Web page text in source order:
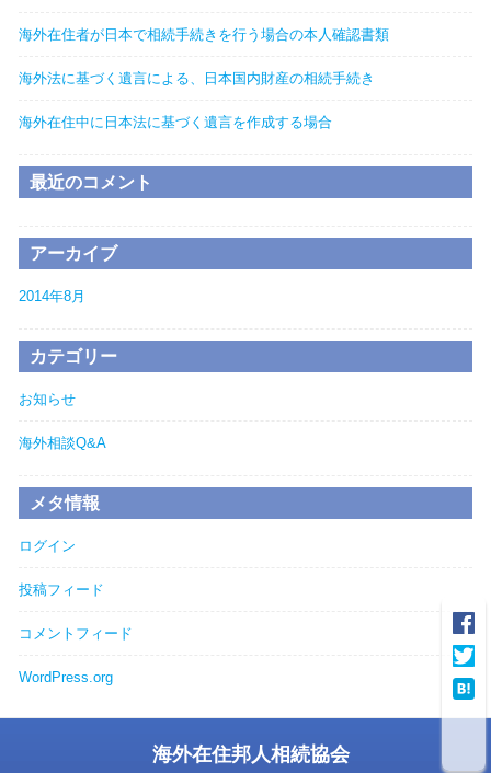
海外在住者が日本で相続手続きを行う場合の本人確認書類
海外法に基づく遺言による、日本国内財産の相続手続き
海外在住中に日本法に基づく遺言を作成する場合
最近のコメント
アーカイブ
2014年8月
カテゴリー
お知らせ
海外相談Q&A
メタ情報
ログイン
投稿フィード
コメントフィード
WordPress.org
海外在住邦人相続協会